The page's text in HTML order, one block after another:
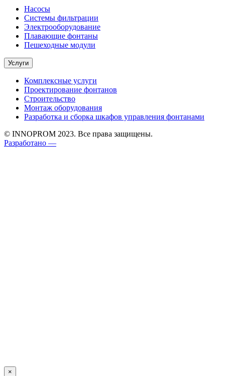
Насосы
Системы фильтрации
Электрооборудование
Плавающие фонтаны
Пешеходные модули
Услуги
Комплексные услуги
Проектирование фонтанов
Строительство
Монтаж оборудования
Разработка и сборка шкафов управления фонтанами
© INNOPROM 2023. Все права защищены.
Разработано —
×